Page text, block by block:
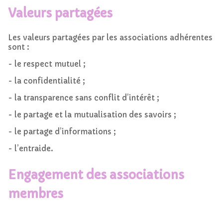
Valeurs partagées
Les valeurs partagées par les associations adhérentes
sont :
- le respect mutuel ;
- la confidentialité ;
- la transparence sans conflit d’intérêt ;
- le partage et la mutualisation des savoirs ;
- le partage d’informations ;
- l’entraide.
Engagement des associations
membres